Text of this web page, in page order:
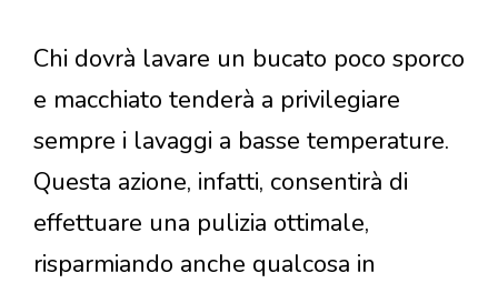
Chi dovrà lavare un bucato poco sporco
e macchiato tenderà a privilegiare
sempre i lavaggi a basse temperature.
Questa azione, infatti, consentirà di
effettuare una pulizia ottimale,
risparmiando anche qualcosa in